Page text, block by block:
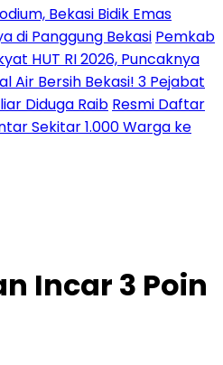
Bekasi Bidik Emas
di Panggung Bekasi Pemkab
HUT RI 2026, Puncaknya
Air Bersih Bekasi! 3 Pejabat
Diduga Raib Resmi Daftar
Sekitar 1.000 Warga ke
Incar 3 Poin